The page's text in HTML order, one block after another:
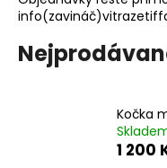
Kočka
1 200
e
a